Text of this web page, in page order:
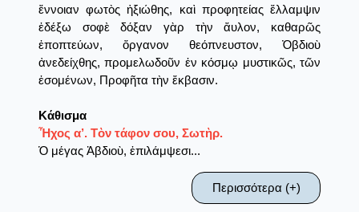
ἔννοιαν φωτὸς ἠξιώθης, καὶ προφητείας ἔλλαμψιν
ἐδέξω σοφὲ δόξαν γὰρ τὴν ἄυλον, καθαρῶς
ἐποπτεύων, ὄργανον θεόπνευστον, Ὀβδιοὺ
ἀνεδείχθης, προμελωδοῦν ἐν κόσμῳ μυστικῶς, τῶν
ἐσομένων, Προφῆτα τὴν ἔκβασιν.
Κάθισμα
Ἦχος α’. Τὸν τάφον σου, Σωτὴρ.
Ὁ μέγας Ἀβδιοὺ, ἐπιλάμψεσι...
Περισσότερα (+)